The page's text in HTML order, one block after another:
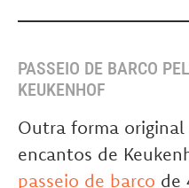
PASSEIO DE BARCO
KEUKENHOF
Outra forma original
encantos de
passeio de barco de